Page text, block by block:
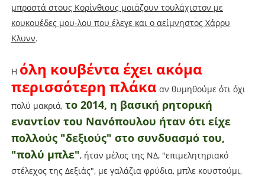
μπροστά στους Κορίνθιους μοιάζουν τουλάχιστον με
κουκουέδες μου-λου που έλεγε και ο αείμνηστος Χάρρυ
Κλυνν.
Η όλη κουβέντα έχει ακόμα
περισσότερη πλάκα αν θυμηθούμε ότι όχι
πολύ μακριά, το 2014, η βασική ρητορική
εναντίον του Νανόπουλου ήταν ότι είχε
πολλούς "δεξιούς" στο συνδυασμό του,
"πολύ μπλε", ήταν μέλος της ΝΔ, "επιμελητηριακό
στέλεχος της Δεξιάς", με γαλάζια φρύδια, μπλε κουστούμι,